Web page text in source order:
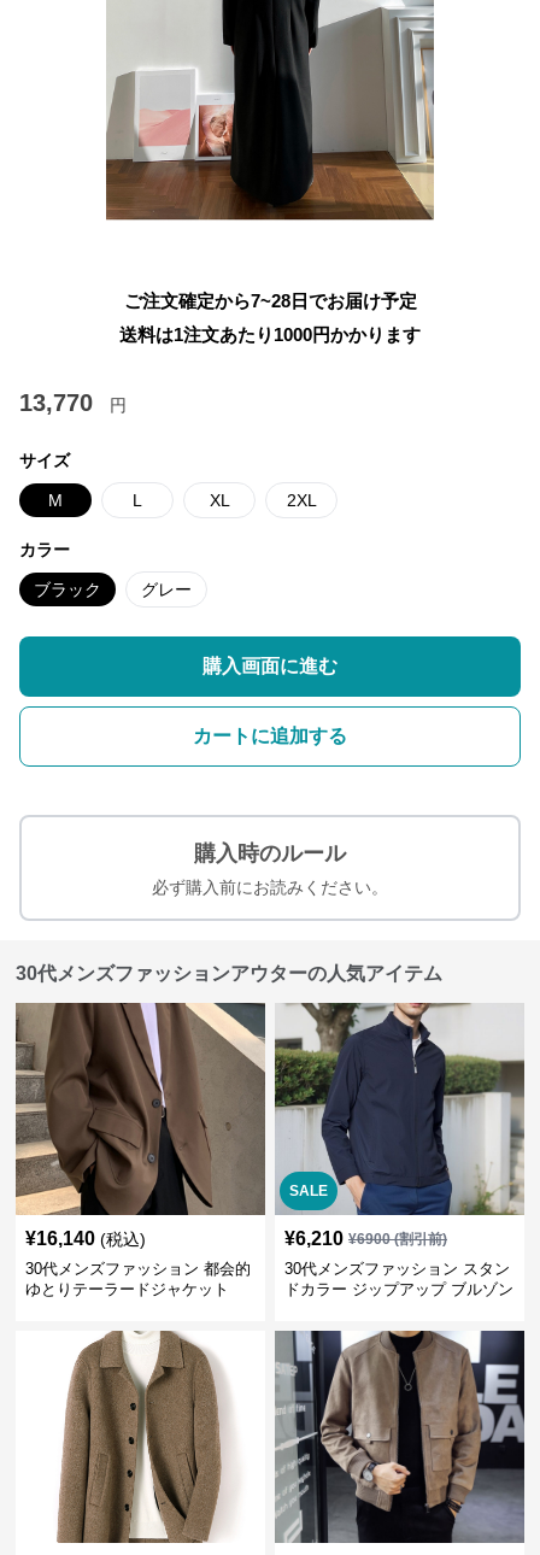
ご注文確定から7~28日でお届け予定
送料は1注文あたり 1000円かかります
13,770 円
サイズ
M L XL 2XL
カラー
ブラック グレー
購入画面に進む
カートに追加する
購入時のルール
必ず購入前にお読みください。
30代メンズファッションアウターの人気アイテム
¥16,140 (税込)
30代メンズファッション 都会的
ゆとりテーラードジャケット
SALE
¥6,210 ¥6900(割引前)
30代メンズファッション スタン
ドカラー ジップアップ ブルゾン